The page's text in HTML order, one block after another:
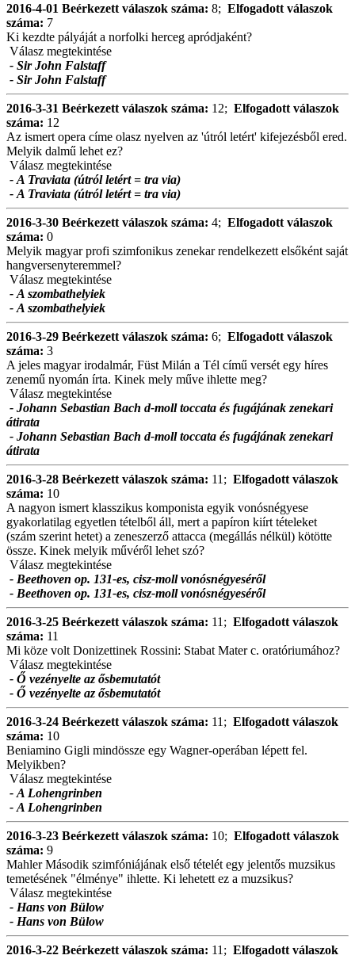
2016-4-01 Beérkezett válaszok száma: 8; Elfogadott válaszok
száma: 7
Ki kezdte pályáját a norfolki herceg apródjaként?
Válasz megtekintése
- Sir John Falstaff
- Sir John Falstaff
2016-3-31 Beérkezett válaszok száma: 12; Elfogadott válaszok
száma: 12
Az ismert opera címe olasz nyelven az 'útról letért' kifejezésből ered.
Melyik dalmű lehet ez?
Válasz megtekintése
- A Traviata (útról letért = tra via)
- A Traviata (útról letért = tra via)
2016-3-30 Beérkezett válaszok száma: 4; Elfogadott válaszok
száma: 0
Melyik magyar profi szimfonikus zenekar rendelkezett elsőként saját
hangversenyteremmel?
Válasz megtekintése
- A szombathelyiek
- A szombathelyiek
2016-3-29 Beérkezett válaszok száma: 6; Elfogadott válaszok
száma: 3
A jeles magyar irodalmár, Füst Milán a Tél című versét egy híres
zenemű nyomán írta. Kinek mely műve ihlette meg?
Válasz megtekintése
- Johann Sebastian Bach d-moll toccata és fugájának zenekari
átirata
- Johann Sebastian Bach d-moll toccata és fugájának zenekari
átirata
2016-3-28 Beérkezett válaszok száma: 11; Elfogadott válaszok
száma: 10
A nagyon ismert klasszikus komponista egyik vonósnégyese
gyakorlatilag egyetlen tételből áll, mert a papíron kiírt tételeket
(szám szerint hetet) a zeneszerző attacca (megállás nélkül) kötötte
össze. Kinek melyik művéről lehet szó?
Válasz megtekintése
- Beethoven op. 131-es, cisz-moll vonósnégyeséről
- Beethoven op. 131-es, cisz-moll vonósnégyeséről
2016-3-25 Beérkezett válaszok száma: 11; Elfogadott válaszok
száma: 11
Mi köze volt Donizettinek Rossini: Stabat Mater c. oratóriumához?
Válasz megtekintése
- Ő vezényelte az ősbemutatót
- Ő vezényelte az ősbemutatót
2016-3-24 Beérkezett válaszok száma: 11; Elfogadott válaszok
száma: 10
Beniamino Gigli mindössze egy Wagner-operában lépett fel.
Melyikben?
Válasz megtekintése
- A Lohengrinben
- A Lohengrinben
2016-3-23 Beérkezett válaszok száma: 10; Elfogadott válaszok
száma: 9
Mahler Második szimfóniájának első tételét egy jelentős muzsikus
temetésének "élménye" ihlette. Ki lehetett ez a muzsikus?
Válasz megtekintése
- Hans von Bülow
- Hans von Bülow
2016-3-22 Beérkezett válaszok száma: 11; Elfogadott válaszok